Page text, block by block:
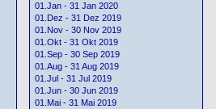
01.Jan - 31 Jan 2020
01.Dez - 31 Dez 2019
01.Nov - 30 Nov 2019
01.Okt - 31 Okt 2019
01.Sep - 30 Sep 2019
01.Aug - 31 Aug 2019
01.Jul - 31 Jul 2019
01.Jun - 30 Jun 2019
01.Mai - 31 Mai 2019